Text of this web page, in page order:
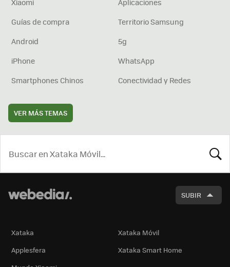
Xiaomi
Aplicaciones
Guías de compra
Territorio Samsung
Android
5g
iPhone
WhatsApp
Smartphones Chinos
Conectividad y Redes
VER MÁS TEMAS
SUBIR
Xataka
Xataka Móvil
Applesfera
Xataka Smart Home